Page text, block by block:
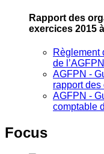
Rapport des
exercices 2015
Règlement
de
AGFPN ‐
rapport
AGFPN ‐
comptable
Focus